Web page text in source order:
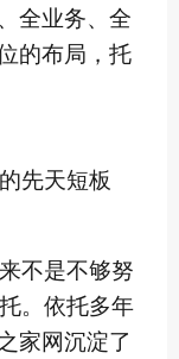
全业务、全
的布局，托
先天短板
不是不够努
。依托多年
家网沉淀了